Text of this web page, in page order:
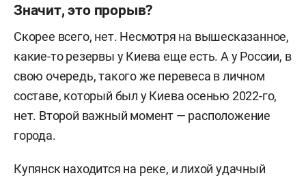
Значит, это прорыв?
Скорее всего, нет. Несмотря на вышесказанное,
какие-то резервы у Киева еще есть. А у России, в
свою очередь, такого же перевеса в личном
составе, который был у Киева осенью 2022-го,
нет. Второй важный момент — расположение
города.
Купянск находится на реке, и лихой удачный